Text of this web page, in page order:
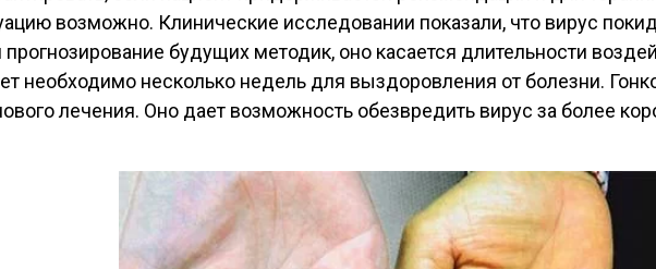
возможно. Клинические исследовании показали, что вирус
прогнозирование будущих методик, оно касается длительности
необходимо несколько недель для выздоровления от болезни.
лечения. Оно дает возможность обезвредить вирус за более